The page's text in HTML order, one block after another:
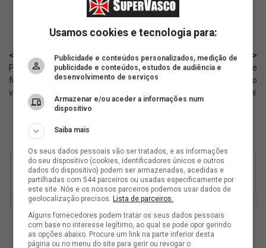
< Anterior
Pedrinho: 'Não sei se essa
fixação do Bap em dar pitaco na
vida alheia é...' 🙃
Próximo >
SAF: Envolvidos acreditam que
se chegará a um meio-termo no
curto prazo 🚨
Usamos cookies e tecnologia para:
Publicidade e conteúdos personalizados, medição de
publicidade e conteúdos, estudos de audiência e
desenvolvimento de serviços
Armazenar e/ou aceder a informações num
dispositivo
Saiba mais
Os seus dados pessoais vão ser tratados, e as informações
do seu dispositivo (cookies, identificadores únicos e outros
dados do dispositivo) podem ser armazenadas, acedidas e
partilhadas com 544 parceiros ou usadas especificamente por
este site. Nós e os nossos parceiros podemos usar dados de
geolocalização precisos.Lista de parceiros.
Alguns fornecedores podem tratar os seus dados pessoais
com base no interesse legítimo, ao qual se pode opor gerindo
as opções abaixo. Procure um link na parte inferior desta
página ou no menu do site para gerir ou revogar o